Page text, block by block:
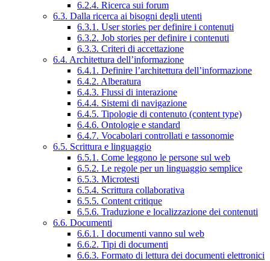
6.2.4. Ricerca sui forum
6.3. Dalla ricerca ai bisogni degli utenti
6.3.1. User stories per definire i contenuti
6.3.2. Job stories per definire i contenuti
6.3.3. Criteri di accettazione
6.4. Architettura dell’informazione
6.4.1. Definire l’architettura dell’informazione
6.4.2. Alberatura
6.4.3. Flussi di interazione
6.4.4. Sistemi di navigazione
6.4.5. Tipologie di contenuto (content type)
6.4.6. Ontologie e standard
6.4.7. Vocabolari controllati e tassonomie
6.5. Scrittura e linguaggio
6.5.1. Come leggono le persone sul web
6.5.2. Le regole per un linguaggio semplice
6.5.3. Microtesti
6.5.4. Scrittura collaborativa
6.5.5. Content critique
6.5.6. Traduzione e localizzazione dei contenuti
6.6. Documenti
6.6.1. I documenti vanno sul web
6.6.2. Tipi di documenti
6.6.3. Formato di lettura dei documenti elettronici